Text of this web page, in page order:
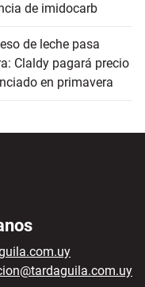
de imidocarb
de leche pasa
Claldy pagará precio
en primavera